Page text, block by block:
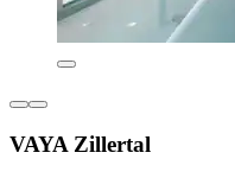
VAYA Zillertal